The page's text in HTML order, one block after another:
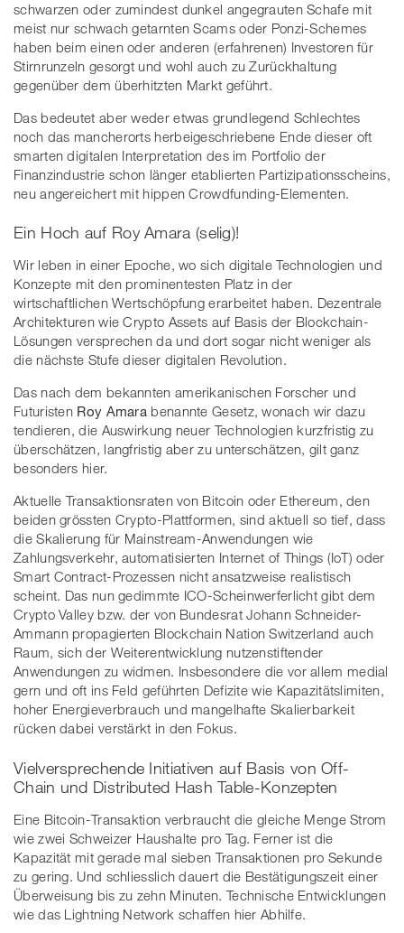
schwarzen oder zumindest dunkel angegrauten Schafe mit
meist nur schwach getarnten Scams oder Ponzi-Schemes
haben beim einen oder anderen (erfahrenen) Investoren für
Stirnrunzeln gesorgt und wohl auch zu Zurückhaltung
gegenüber dem überhitzten Markt geführt.
Das bedeutet aber weder etwas grundlegend Schlechtes
noch das mancherorts herbeigeschriebene Ende dieser oft
smarten digitalen Interpretation des im Portfolio der
Finanzindustrie schon länger etablierten Partizipationsscheins,
neu angereichert mit hippen Crowdfunding-Elementen.
Ein Hoch auf Roy Amara (selig)!
Wir leben in einer Epoche, wo sich digitale Technologien und
Konzepte mit den prominentesten Platz in der
wirtschaftlichen Wertschöpfung erarbeitet haben. Dezentrale
Architekturen wie Crypto Assets auf Basis der Blockchain-
Lösungen versprechen da und dort sogar nicht weniger als
die nächste Stufe dieser digitalen Revolution.
Das nach dem bekannten amerikanischen Forscher und
Futuristen Roy Amara benannte Gesetz, wonach wir dazu
tendieren, die Auswirkung neuer Technologien kurzfristig zu
überschätzen, langfristig aber zu unterschätzen, gilt ganz
besonders hier.
Aktuelle Transaktionsraten von Bitcoin oder Ethereum, den
beiden grössten Crypto-Plattformen, sind aktuell so tief, dass
die Skalierung für Mainstream-Anwendungen wie
Zahlungsverkehr, automatisierten Internet of Things (IoT) oder
Smart Contract-Prozessen nicht ansatzweise realistisch
scheint. Das nun gedimmte ICO-Scheinwerferlicht gibt dem
Crypto Valley bzw. der von Bundesrat Johann Schneider-
Ammann propagierten Blockchain Nation Switzerland auch
Raum, sich der Weiterentwicklung nutzenstiftender
Anwendungen zu widmen. Insbesondere die vor allem medial
gern und oft ins Feld geführten Defizite wie Kapazitätslimiten,
hoher Energieverbrauch und mangelhafte Skalierbarkeit
rücken dabei verstärkt in den Fokus.
Vielversprechende Initiativen auf Basis von Off-
Chain und Distributed Hash Table-Konzepten
Eine Bitcoin-Transaktion verbraucht die gleiche Menge Strom
wie zwei Schweizer Haushalte pro Tag. Ferner ist die
Kapazität mit gerade mal sieben Transaktionen pro Sekunde
zu gering. Und schliesslich dauert die Bestätigungszeit einer
Überweisung bis zu zehn Minuten. Technische Entwicklungen
wie das Lightning Network schaffen hier Abhilfe.